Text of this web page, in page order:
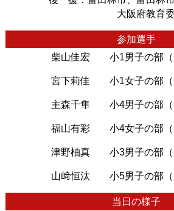
大阪府教育委
参加選手
柴山佳宏 小1男子の部（
宮下莉佳 小1女子の部（
主森千隼 小4男子の部（
福山有彩 小4女子の部（
津野柚真 小3男子の部（
山﨑恒汰 小5男子の部（
当日の様子